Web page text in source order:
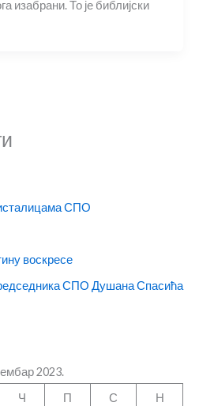
изабрани. То је библијски
СПО
воскресе
СПО Душана Спасића
2023.
Ч П С Н